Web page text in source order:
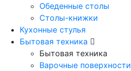
Обеденные столы
Столы-книжки
Кухонные стулья
Бытовая техника
Бытовая техника
Варочные поверхности